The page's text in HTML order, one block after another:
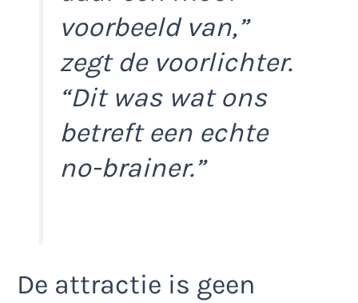
voorbeeld van,”
zegt de voorlichter.
“Dit was wat ons
betreft een echte
no-brainer.”
De attractie is geen